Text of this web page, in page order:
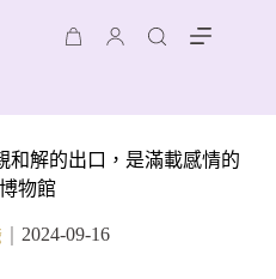
和解的出口，是滿載感情的
物館
2024-09-16